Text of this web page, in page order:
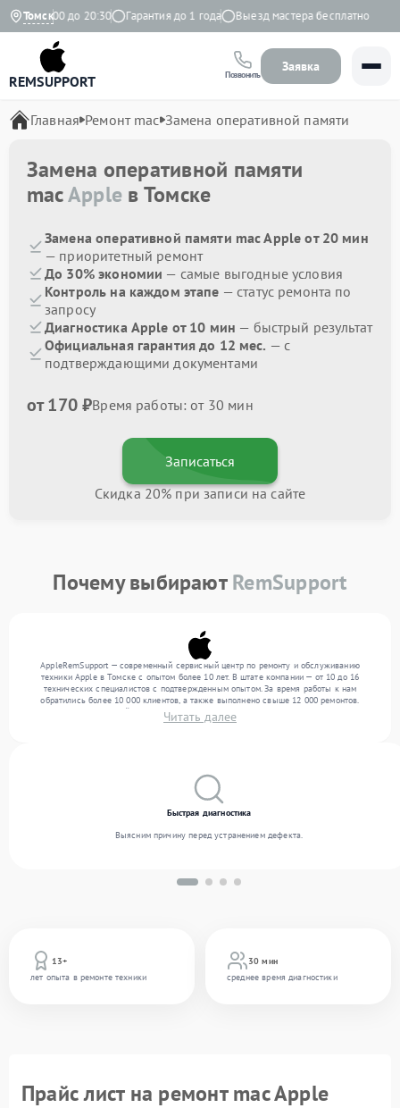
Томск
с 9:00 до 20:30 Гарантия до 1 года Выезд мастера бесплатно
REMSUPPORT Позвонить
Заявка
Главная Ремонт mac Замена оперативной памяти
Замена оперативной памяти
macApple в Томске
Замена оперативной памяти mac Apple от 20 мин
— приоритетный ремонт
До 30% экономии — самые выгодные условия
Контроль на каждом этапе — статус ремонта по
запросу
Диагностика Apple от 10 мин — быстрый результат
Официальная гарантия до 12 мес. — с
подтверждающими документами
от 170 ₽Время работы: от 30 мин
Записаться
Скидка 20% при записи на сайте
Почему выбираютRemSupport
AppleRemSupport — современный сервисный центр по ремонту и обслуживанию
техники Apple в Томске с опытом более 10 лет. В штате компании — от 10 до 16
технических специалистов с подтвержденным опытом. За время работы к нам
обратились более 10 000 клиентов, а также выполнено свыше 12 000 ремонтов.
Ежемесячно в сервисный центр поступает свыше 300 единиц техники, включая , , . Мы
работаем с широким спектром неисправностей и гарантируем высокое качество
Читать далее
13+
лет опыта в ремонте техники
30 мин
среднее время диагностики
Быстрая диагностика
Выясним причину перед устранением дефекта.
Прайс лист на ремонт mac Apple